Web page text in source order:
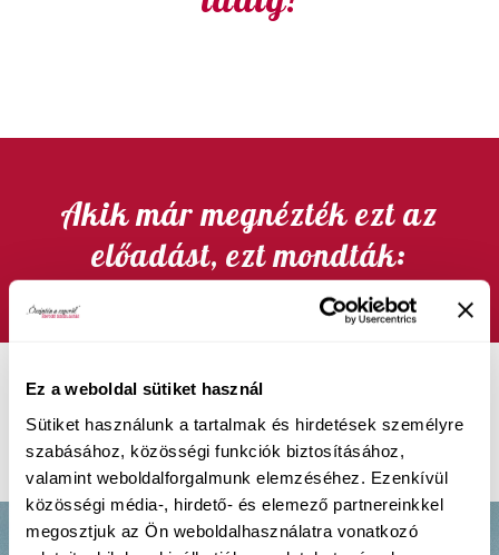
Ez a weboldal sütiket használ
Sütiket használunk a tartalmak és hirdetések személyre
szabásához, közösségi funkciók biztosításához,
valamint weboldalforgalmunk elemzéséhez. Ezenkívül
közösségi média-, hirdető- és elemező partnereinkkel
megosztjuk az Ön weboldalhasználatra vonatkozó
Akik már megnézték ezt az
előadást, ezt mondták:
„Nem gondoltam volna, hogy ennyi